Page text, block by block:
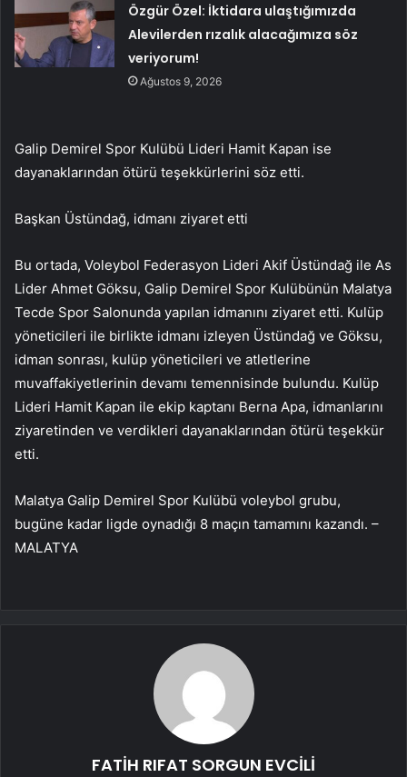
Özgür Özel: İktidara ulaştığımızda
Alevilerden rızalık alacağımıza söz
veriyorum!
Ağustos 9, 2026
Galip Demirel Spor Kulübü Lideri Hamit Kapan ise
dayanaklarından ötürü teşekkürlerini söz etti.
Başkan Üstündağ, idmanı ziyaret etti
Bu ortada, Voleybol Federasyon Lideri Akif Üstündağ ile As
Lider Ahmet Göksu, Galip Demirel Spor Kulübünün Malatya
Tecde Spor Salonunda yapılan idmanını ziyaret etti. Kulüp
yöneticileri ile birlikte idmanı izleyen Üstündağ ve Göksu,
idman sonrası, kulüp yöneticileri ve atletlerine
muvaffakiyetlerinin devamı temennisinde bulundu. Kulüp
Lideri Hamit Kapan ile ekip kaptanı Berna Apa, idmanlarını
ziyaretinden ve verdikleri dayanaklarından ötürü teşekkür
etti.
Malatya Galip Demirel Spor Kulübü voleybol grubu,
bugüne kadar ligde oynadığı 8 maçın tamamını kazandı. –
MALATYA
FATİH RIFAT SORGUN EVCİLİ